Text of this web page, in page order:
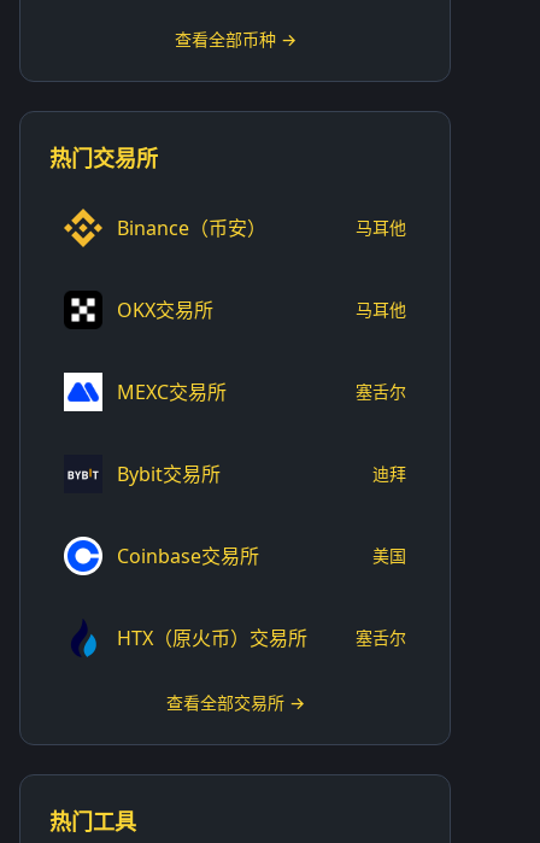
查看全部币种 →
热门交易所
Binance（币安） 马耳他
OKX交易所 马耳他
MEXC交易所 塞舌尔
Bybit交易所 迪拜
Coinbase交易所 美国
HTX（原火币）交易所 塞舌尔
查看全部交易所 →
热门工具